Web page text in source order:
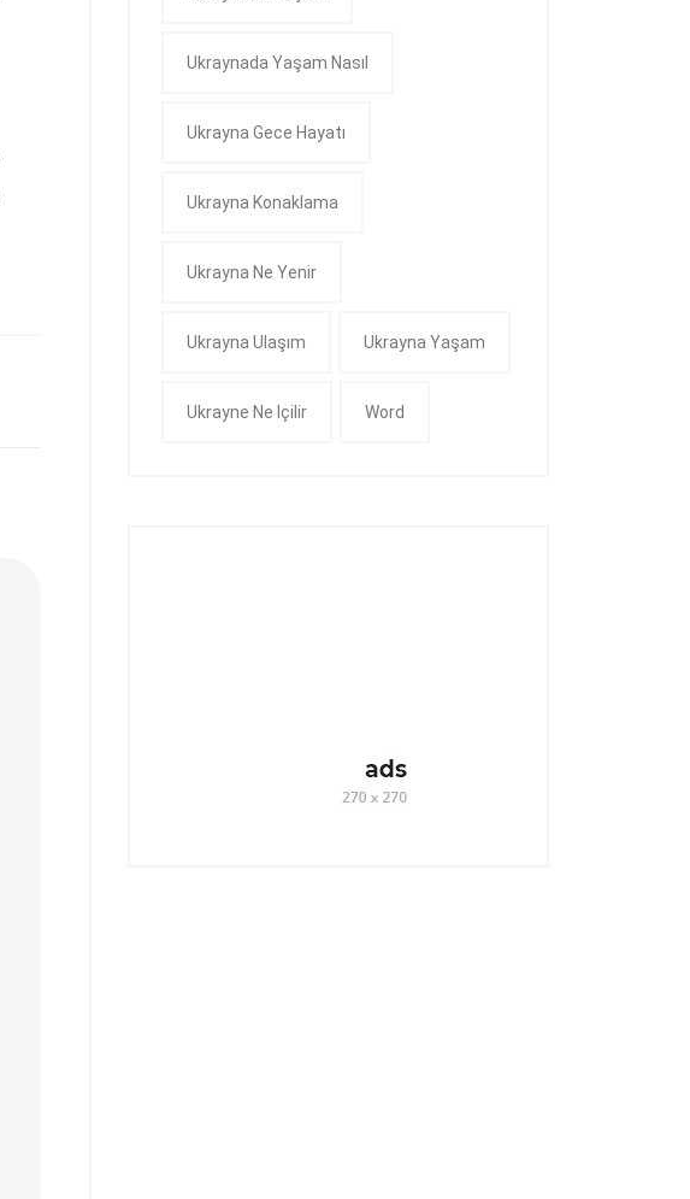
Ukraynada Yaşam Nasıl
Ukrayna Gece Hayatı
Ukrayna Konaklama
Ukrayna Ne Yenir
Ukrayna Ulaşım Ukrayna Yaşam
Ukrayne Ne Içilir Word